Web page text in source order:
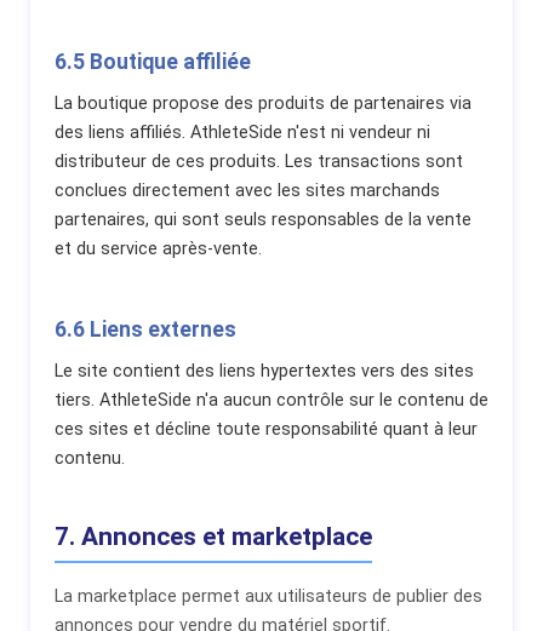
6.5 Boutique affiliée
La boutique propose des produits de partenaires via
des liens affiliés. AthleteSide n'est ni vendeur ni
distributeur de ces produits. Les transactions sont
conclues directement avec les sites marchands
partenaires, qui sont seuls responsables de la vente
et du service après-vente.
6.6 Liens externes
Le site contient des liens hypertextes vers des sites
tiers. AthleteSide n'a aucun contrôle sur le contenu de
ces sites et décline toute responsabilité quant à leur
contenu.
7. Annonces et marketplace
La marketplace permet aux utilisateurs de publier des
annonces pour vendre du matériel sportif.